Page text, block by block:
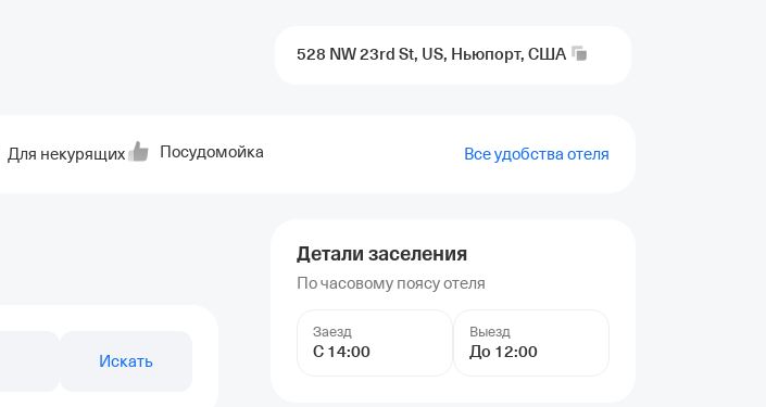
528 NW 23rd St, US, Ньюпорт, США
Для некурящих Посудомойка Все удобства отеля
Детали заселения
По часовому поясу отеля
Заезд
С 14:00
Выезд
До 12:00
Искать